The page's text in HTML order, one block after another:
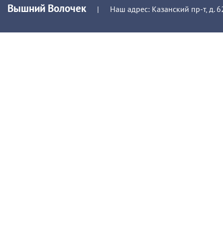
Вышний Волочек | Наш адрес: Казанский пр-т, д.